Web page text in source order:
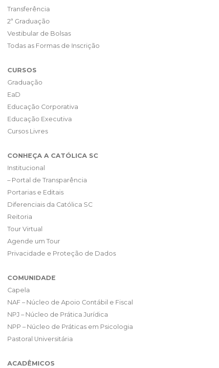
Transferência
2ª Graduação
Vestibular de Bolsas
Todas as Formas de Inscrição
CURSOS
Graduação
EaD
Educação Corporativa
Educação Executiva
Cursos Livres
CONHEÇA A CATÓLICA SC
Institucional
– Portal de Transparência
Portarias e Editais
Diferenciais da Católica SC
Reitoria
Tour Virtual
Agende um Tour
Privacidade e Proteção de Dados
COMUNIDADE
Capela
NAF – Núcleo de Apoio Contábil e Fiscal
NPJ – Núcleo de Prática Jurídica
NPP – Núcleo de Práticas em Psicologia
Pastoral Universitária
ACADÊMICOS